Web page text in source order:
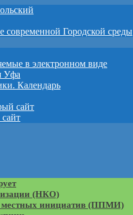
современной Городской среды
в электронном виде
Уфа
Календарь
сайт
(НКО)
местных инициатив (ППМИ)